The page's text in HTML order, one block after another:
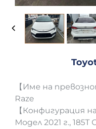
【Име на
Raze
【Конфигурация
Модел 2021 г.,